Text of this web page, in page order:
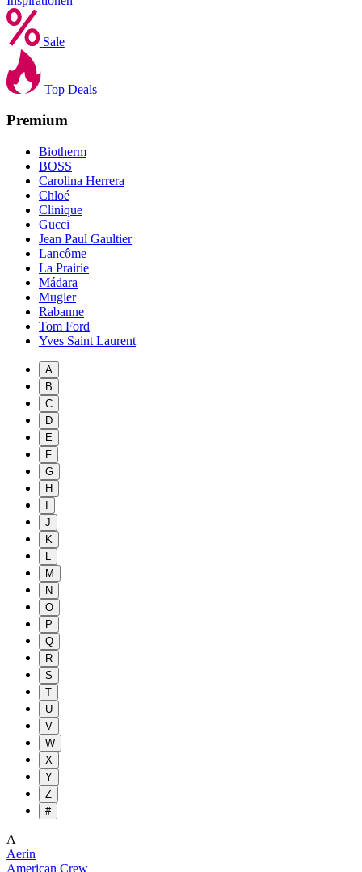
Sale
Top Deals
Premium
Biotherm
BOSS
Carolina Herrera
Chloé
Clinique
Gucci
Jean Paul Gaultier
Lancôme
La Prairie
Mádara
Mugler
Rabanne
Tom Ford
Yves Saint Laurent
A
B
C
D
E
F
G
H
J
K
L
M
N
O
P
Q
R
S
T
U
V
W
X
Y
Z
#
A
Aerin
American Crew